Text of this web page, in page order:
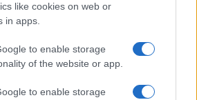
like cookies on web or
in apps.
to enable storage
of the website or app.
to enable storage